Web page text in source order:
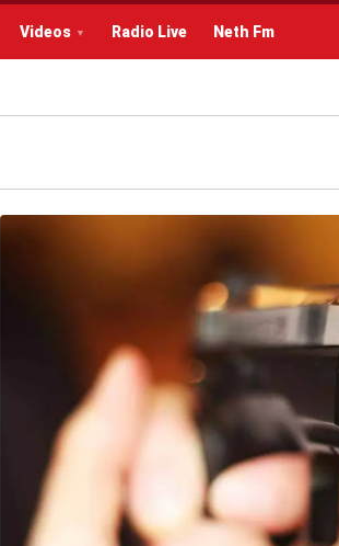
Videos Radio Live Neth Fm